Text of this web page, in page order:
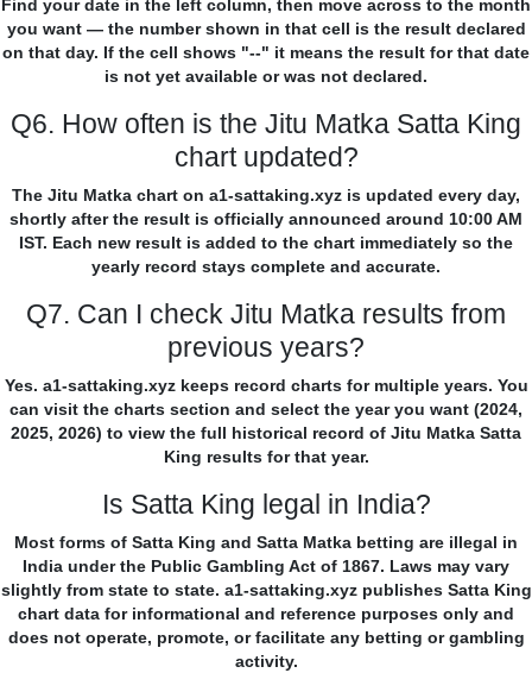
Find your date in the left column, then move across to the month
you want — the number shown in that cell is the result declared
on that day. If the cell shows "--" it means the result for that date
is not yet available or was not declared.
Q6. How often is the Jitu Matka Satta King
chart updated?
The Jitu Matka chart on a1-sattaking.xyz is updated every day,
shortly after the result is officially announced around 10:00 AM
IST. Each new result is added to the chart immediately so the
yearly record stays complete and accurate.
Q7. Can I check Jitu Matka results from
previous years?
Yes. a1-sattaking.xyz keeps record charts for multiple years. You
can visit the charts section and select the year you want (2024,
2025, 2026) to view the full historical record of Jitu Matka Satta
King results for that year.
Is Satta King legal in India?
Most forms of Satta King and Satta Matka betting are illegal in
India under the Public Gambling Act of 1867. Laws may vary
slightly from state to state. a1-sattaking.xyz publishes Satta King
chart data for informational and reference purposes only and
does not operate, promote, or facilitate any betting or gambling
activity.